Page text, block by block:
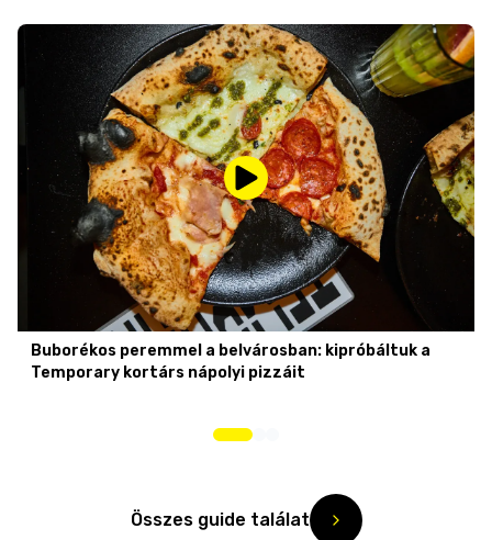
Buborékos peremmel a belvárosban: kipróbáltuk a
Temporary kortárs nápolyi pizzáit
Összes guide találat